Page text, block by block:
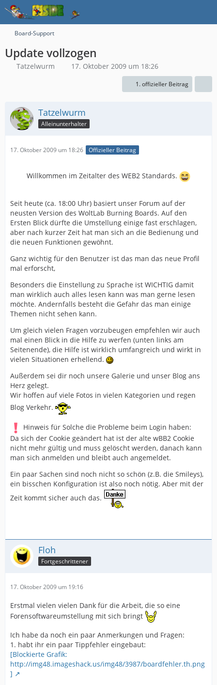
Board-Support
Update vollzogen
Tatzelwurm 17. Oktober 2009 um 18:26
1. offizieller Beitrag
Tatzelwurm
Alleinunterhalter
17. Oktober 2009 um 18:26 Offizieller Beitrag
Willkommen im Zeitalter des WEB2 Standards.
Seit heute (ca. 18:00 Uhr) basiert unser Forum auf der
neusten Version des WoltLab Burning Boards. Auf den
Ersten Blick dürfte die Umstellung einige fast erschlagen,
aber nach kurzer Zeit hat man sich an die Bedienung und
die neuen Funktionen gewöhnt.
Ganz wichtig für den Benutzer ist das man das neue Profil
mal erforscht,
Besonders die Einstellung zu Sprache ist WICHTIG damit
man wirklich auch alles lesen kann was man gerne lesen
möchte. Andernfalls besteht die Gefahr das man einige
Themen nicht sehen kann.
Um gleich vielen Fragen vorzubeugen empfehlen wir auch
mal einen Blick in die Hilfe zu werfen (unten links am
Seitenende), die Hilfe ist wirklich umfangreich und wirkt in
vielen Situationen erhellend.
Außerdem sei dir noch unsere Galerie und unser Blog ans
Herz gelegt.
Wir hoffen auf viele Fotos in vielen Kategorien und regen
Blog Verkehr.
Hinweis für Solche die Probleme beim Login haben:
Da sich der Cookie geändert hat ist der alte wBB2 Cookie
nicht mehr gültig und muss gelöscht werden, danach kann
man sich anmelden und bleibt auch angemeldet.
Ein paar Sachen sind noch nicht so schön (z.B. die Smileys),
ein bisschen Konfiguration ist also noch nötig. Aber mit der
Zeit kommt sicher auch das.
Floh
Fortgeschrittener
17. Oktober 2009 um 19:16
Erstmal vielen vielen Dank für die Arbeit, die so eine
Forensoftwareumstellung mit sich bringt
Ich habe da noch ein paar Anmerkungen und Fragen:
1. habt ihr ein paar Tippfehler eingebaut:
[Blockierte Grafik:
http://img48.imageshack.us/img48/3987/boardfehler.th.png
]